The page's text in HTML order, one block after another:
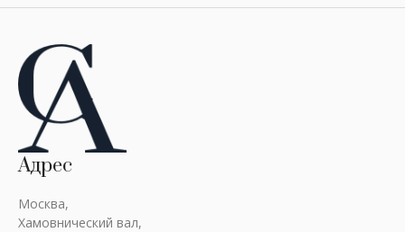
Адрес
Москва,
Хамовнический вал,